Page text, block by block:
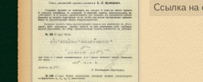
Ссылка на